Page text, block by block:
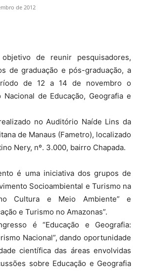
de 2012
de reunir pesquisadores,
de graduação e pós-graduação, a
de 12 a 14 de novembro o
de Educação, Geografia e
no Auditório Naíde Lins da
de Manaus (Fametro), localizado
Nery, nº. 3.000, bairro Chapada.
é uma iniciativa dos grupos de
Socioambiental e Turismo na
Cultura e Meio Ambiente” e
e Turismo no Amazonas”.
é “Educação e Geografia:
Nacional”, dando oportunidade
científica das áreas envolvidas
sobre Educação e Geografia